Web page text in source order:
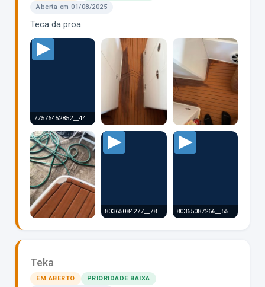
Aberta em 01/08/2025
Teca da proa
77576452852__44D74DB3-7FB2-494C-BDBE-86376B6A0C51.MOV
80365084277__78AA25D8-0637-497E-BC4E-F33475E5F29A.MOV 80365087266__553B13C4-9D6A-4E91-9991-EFF562473B2D.MOV
Teka
EM ABERTO
PRIORIDADE BAIXA